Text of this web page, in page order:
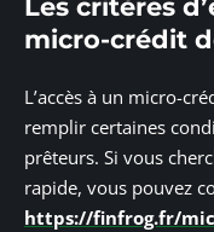
Les critères
micro-crédit
L’accès à un micro-
remplir certaines
prêteurs. Si vous
rapide, vous pouvez
https://finfrog.fr/